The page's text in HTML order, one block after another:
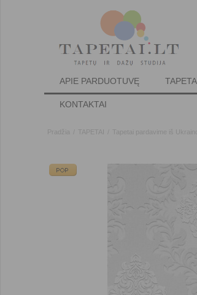
APIE PARDUOTUVĘ
KONTAKTAI
Pradžia TAPETAI Tapetai pardavime iš